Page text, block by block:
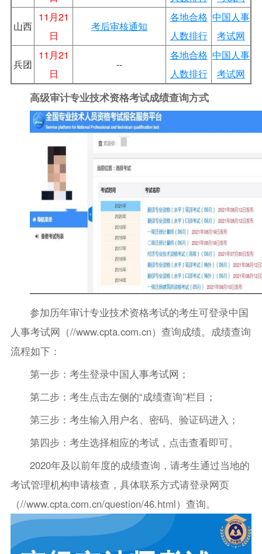
山西
11月21
日
考后审核通知
各地合格
人数排行
中国人事
考试网
兵团
11月21
日
--
各地合格
人数排行
中国人事
考试网
高级审计专业技术资格考试成绩查询方式
参加历年审计专业技术资格考试的考生可登录中国
人事考试网（//www.cpta.com.cn）查询成绩。成绩查询
流程如下：
第一步：考生登录中国人事考试网；
第二步：考生点击左侧的“成绩查询”栏目；
第三步：考生输入用户名、密码、验证码进入；
第四步：考生选择相应的考试，点击查看即可。
2020年及以前年度的成绩查询，请考生通过当地的
考试管理机构申请核查，具体联系方式请登录网页
（//www.cpta.com.cn/question/46.html）查询。